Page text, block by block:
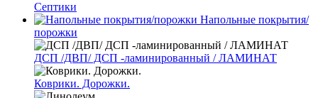
Септики
Напольные покрытия/
порожки
ДСП /ДВП/ ДСП -ламинированный / ЛАМИНАТ
Коврики. Дорожки.